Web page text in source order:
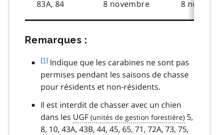
83A, 84
8 novembre
8
Remarques :
footnote
1
[
1
]
[1] Indique que les carabines ne sont pas
permises pendant les saisons de chasse
pour résidents et non-résidents.
Il est interdit de chasser avec un chien
dans les UGF
5,
8, 10, 43A, 43B, 44, 45, 65, 71, 72A, 73, 75,